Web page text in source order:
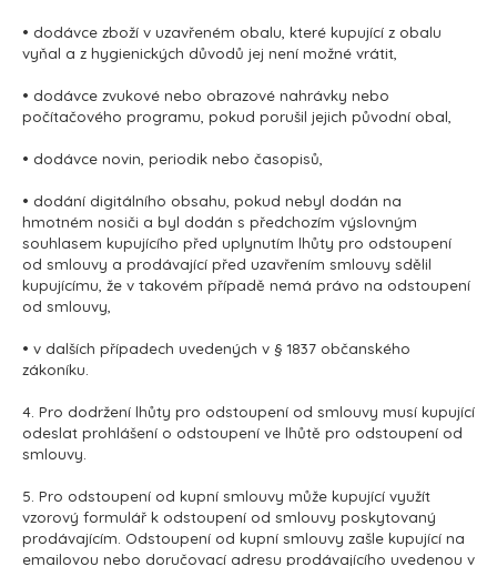
• dodávce zboží v uzavřeném obalu, které kupující z obalu
vyňal a z hygienických důvodů jej není možné vrátit,
• dodávce zvukové nebo obrazové nahrávky nebo
počítačového programu, pokud porušil jejich původní obal,
• dodávce novin, periodik nebo časopisů,
• dodání digitálního obsahu, pokud nebyl dodán na
hmotném nosiči a byl dodán s předchozím výslovným
souhlasem kupujícího před uplynutím lhůty pro odstoupení
od smlouvy a prodávající před uzavřením smlouvy sdělil
kupujícímu, že v takovém případě nemá právo na odstoupení
od smlouvy,
• v dalších případech uvedených v § 1837 občanského
zákoníku.
4. Pro dodržení lhůty pro odstoupení od smlouvy musí kupující
odeslat prohlášení o odstoupení ve lhůtě pro odstoupení od
smlouvy.
5. Pro odstoupení od kupní smlouvy může kupující využít
vzorový formulář k odstoupení od smlouvy poskytovaný
prodávajícím. Odstoupení od kupní smlouvy zašle kupující na
emailovou nebo doručovací adresu prodávajícího uvedenou v